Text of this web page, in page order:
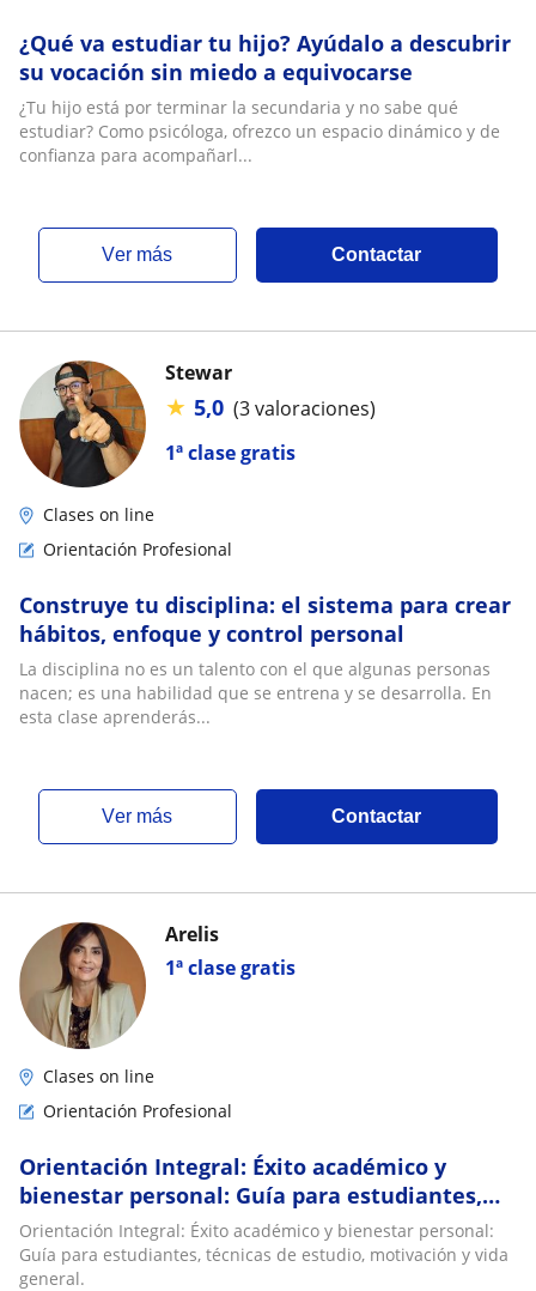
¿Qué va estudiar tu hijo? Ayúdalo a descubrir
su vocación sin miedo a equivocarse
¿Tu hijo está por terminar la secundaria y no sabe qué
estudiar? Como psicóloga, ofrezco un espacio dinámico y de
confianza para acompañarl...
ver más Contactar
1ª clase gratis
Stewar
★ 5,0 (3 valoraciones)
Clases on line
Orientación Profesional
Construye tu disciplina: el sistema para crear
hábitos, enfoque y control personal
La disciplina no es un talento con el que algunas personas
nacen; es una habilidad que se entrena y se desarrolla. En
esta clase aprenderás...
ver más Contactar
1ª clase gratis
Arelis
Clases on line
Orientación Profesional
Orientación Integral: Éxito académico y
bienestar personal: Guía para estudiantes,
técnicas de estudio, motivación y vida
general
Orientación Integral: Éxito académico y bienestar personal:
Guía para estudiantes, técnicas de estudio, motivación y vida
general.